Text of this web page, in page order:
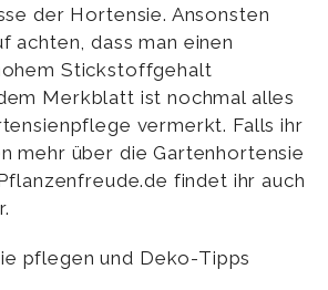
der Hortensie. Ansonsten
achten, dass man einen
Stickstoffgehalt
Merkblatt ist nochmal alles
vermerkt. Falls ihr
mehr über die Gartenhortensie
findet ihr auch